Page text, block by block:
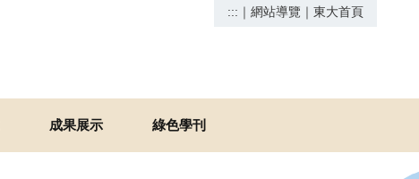
::: ｜ 網站導覽 ｜ 東大首頁
成果展示 綠色學刊